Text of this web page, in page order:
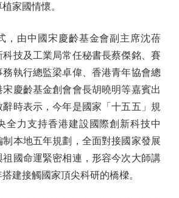
家國情懷。
由中國宋慶齡基金會副主席沈蓓
技及工業局常任秘書長蔡傑銘、賽
執行總監梁卓偉、香港青年協會總
慶齡基金創會會長胡曉明等嘉賓出
辭時表示，今年是國家「十五五」規
全力支持香港建設國際創新科技中
本地五年規劃，全面對接國家發展
國命運緊密相連，形容今次大師講
建接觸國家頂尖科研的橋樑。